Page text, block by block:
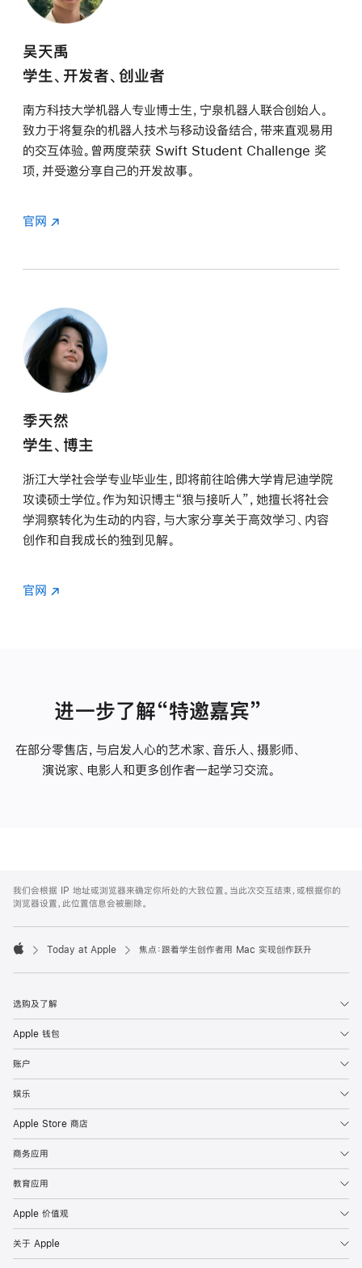
吴天禹
学生、开发者、创业者
南方科技大学机器人专业博士生，宁泉机器人联合创始人。
致力于将复杂的机器人技术与移动设备结合，带来直观易用
的交互体验。曾两度荣获 Swift Student Challenge 奖
项，并受邀分享自己的开发故事。
官网
季天然
学生、博主
浙江大学社会学专业毕业生，即将前往哈佛大学肯尼迪学院
攻读硕士学位。作为知识博主“狼与接听人”，她擅长将社会
学洞察转化为生动的内容，与大家分享关于高效学习、内容
创作和自我成长的独到见解。
官网
进一步了解“特邀嘉宾”
在部分零售店，与启发人心的艺术家、音乐人、摄影师、
演说家、电影人和更多创作者一起学习交流。
Footer
我们会根据 IP 地址或浏览器来确定你所处的大致位置。当此次交互结束，或根据你的
浏览器设置，此位置信息会被删除。
Today at Apple 焦点：⁠跟着⁠学生⁠创作者⁠用 Mac 实现⁠创作⁠跃升
选购及了解
Apple 钱包
账户
娱乐
Apple Store 商店
商务应用
教育应用
Apple 价值观
关于 Apple